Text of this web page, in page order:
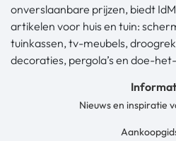
onverslaanbare prijzen, biedt
artikelen voor huis en tuin:
tuinkassen, tv-meubels,
decoraties, pergola’s en doe-
Nieuws en inspiratie